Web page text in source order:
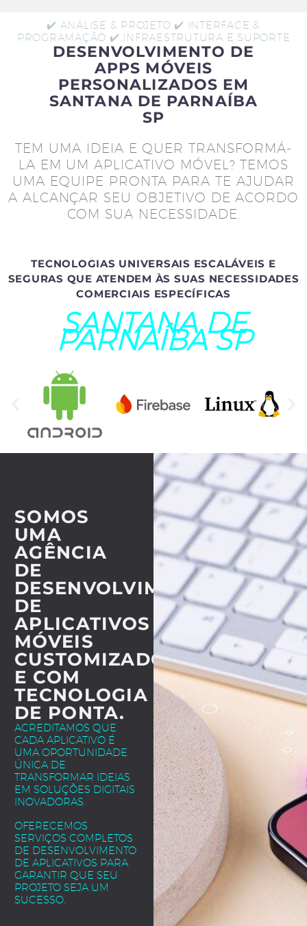
✔️ ANÁLISE & PROJETO ✔️ INTERFACE &
PROGRAMAÇÃO ✔️ INFRAESTRUTURA E SUPORTE
DESENVOLVIMENTO DE
APPS MÓVEIS
PERSONALIZADOS EM
SANTANA DE PARNAÍBA
SP
TEM UMA IDEIA E QUER TRANSFORMÁ-
LA EM UM APLICATIVO MÓVEL? TEMOS
UMA EQUIPE PRONTA PARA TE AJUDAR
A ALCANÇAR SEU OBJETIVO DE ACORDO
COM SUA NECESSIDADE.
TECNOLOGIAS UNIVERSAIS ESCALÁVEIS E
SEGURAS QUE ATENDEM ÀS SUAS NECESSIDADES
COMERCIAIS ESPECÍFICAS
SANTANA DE
PARNAÍBA SP
SOMOS
UMA
AGÊNCIA
DE
DESENVOLVIMENTO
DE
APLICATIVOS
MÓVEIS
CUSTOMIZADOS
E COM
TECNOLOGIA
DE PONTA.
ACREDITAMOS QUE
CADA APLICATIVO É
UMA OPORTUNIDADE
ÚNICA DE
TRANSFORMAR IDEIAS
EM SOLUÇÕES DIGITAIS
INOVADORAS.
OFERECEMOS
SERVIÇOS COMPLETOS
DE DESENVOLVIMENTO
DE APLICATIVOS PARA
GARANTIR QUE SEU
PROJETO SEJA UM
SUCESSO.